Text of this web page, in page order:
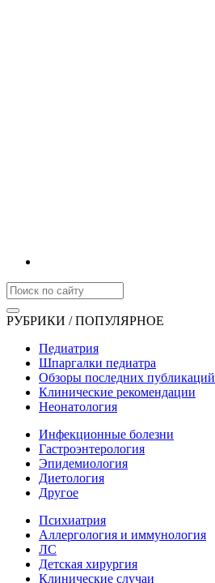
РУБРИКИ / ПОПУЛЯРНОЕ
Педиатрия
Шпаргалки педиатра
Обзоры последних публикаций
Клинические рекомендации
Неонатология
Инфекционные болезни
Гастроэнтерология
Эпидемиология
Диетология
Другое
Психиатрия
Аллергология и иммунология
ЛС
Детская хирургия
Клинические случаи